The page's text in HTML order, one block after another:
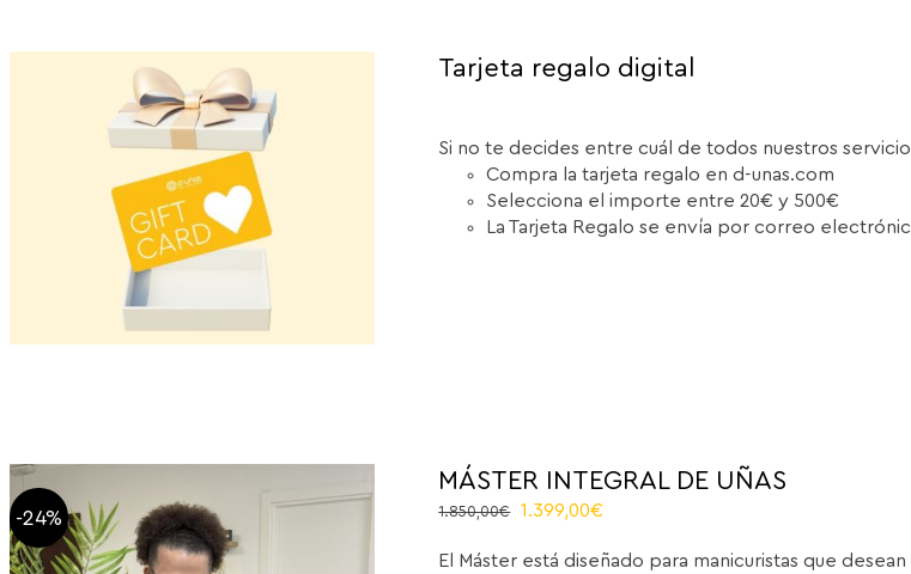
Tarjeta regalo digital
Si no te decides entre cuál de todos nuestros
Compra la tarjeta regalo en d-unas.com
Selecciona el importe entre 20€ y 500€
La Tarjeta Regalo se envía por correo
-24%
MÁSTER INTEGRAL DE UÑAS
1.850,00€
El
original
1.399,00€
actual
El Máster está diseñado para manicuristas que